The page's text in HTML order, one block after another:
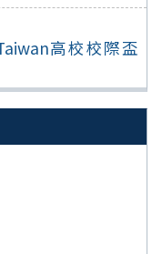
高校校際盃